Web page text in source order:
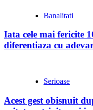
Banalitati
Iata cele mai fericite
diferentiaza cu
Serioase
Acest gest obisnuit